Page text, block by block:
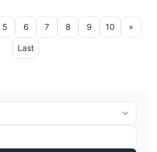
5 6 7 8 9 10 »
Last